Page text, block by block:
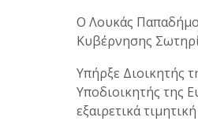
Ο Λουκάς
Κυβέρνησης
Υπήρξε Διοικητής
Υποδιοικητής της
εξαιρετικά